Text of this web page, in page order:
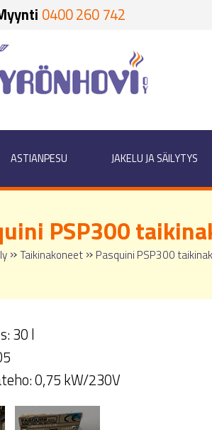
0400 260 742
ASTIANPESU JAKELU JA SÄILYTYS
PSP300
»Taikinakoneet » Pasquini PSP300
30 l
0,75 kW/230V